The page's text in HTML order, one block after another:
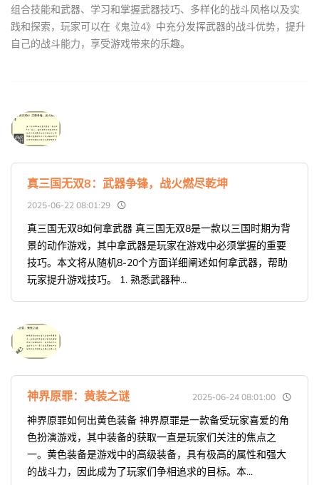
组合技能和武器、学习和掌握武器技巧、多样化的战斗风格以及实
践和探索，玩家可以在《鬼泣4》中充分发挥武器的战斗优势，提升
自己的战斗能力，享受游戏带来的乐趣。
真三国无双8：武器争锋，战火燃尽乾坤
2025-06-22 08:01:29
真三国无双8如何拿武器 真三国无双8是一款以三国时期为背
景的动作游戏，其中拿武器是玩家在游戏中必须掌握的重要
技巧。本文将从随机8-20个方面详细阐述如何拿武器，帮助
玩家提升游戏技巧。 1. 熟悉武器种...
神界原罪：黄装之谜 2025-06-24 08:01:00
神界原罪如何出黄色装备 神界原罪是一款备受玩家喜爱的角
色扮演游戏，其中装备的获取一直是玩家们关注的焦点之
一。黄色装备是游戏中的高级装备，具有极高的属性和强大
的战斗力，因此成为了玩家们争相追求的目标。本...